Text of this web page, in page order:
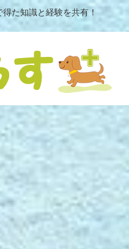
た知識と経験を共有！